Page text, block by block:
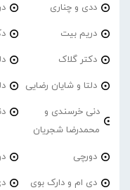
ددی و چناری
دریم بیت
دکتر گلاک
دلتا و شایان رضایی
دنی خرسندی و
محمدرضا شجریان
دورچی
دی ام و دارک بوی